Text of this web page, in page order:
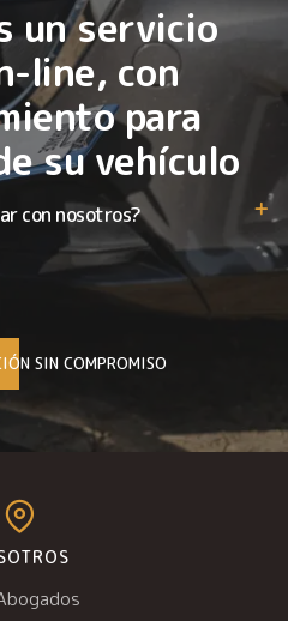
un servicio
line, con
para
su vehículo
con nosotros?
SIN COMPROMISO